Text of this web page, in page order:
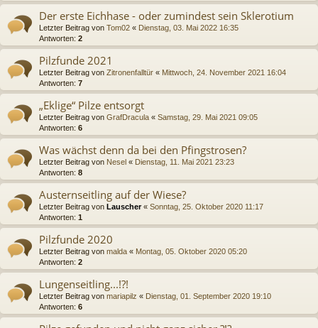
Der erste Eichhase - oder zumindest sein Sklerotium
Letzter Beitrag von Tom02 « Dienstag, 03. Mai 2022 16:35
Antworten: 2
Pilzfunde 2021
Letzter Beitrag von Zitronenfalltür « Mittwoch, 24. November 2021 16:04
Antworten: 7
„Eklige“ Pilze entsorgt
Letzter Beitrag von GrafDracula « Samstag, 29. Mai 2021 09:05
Antworten: 6
Was wächst denn da bei den Pfingstrosen?
Letzter Beitrag von Nesel « Dienstag, 11. Mai 2021 23:23
Antworten: 8
Austernseitling auf der Wiese?
Letzter Beitrag von Lauscher« Sonntag, 25. Oktober 2020 11:17
Antworten: 1
Pilzfunde 2020
Letzter Beitrag von malda « Montag, 05. Oktober 2020 05:20
Antworten: 2
Lungenseitling...!?!
Letzter Beitrag von mariapilz « Dienstag, 01. September 2020 19:10
Antworten: 6